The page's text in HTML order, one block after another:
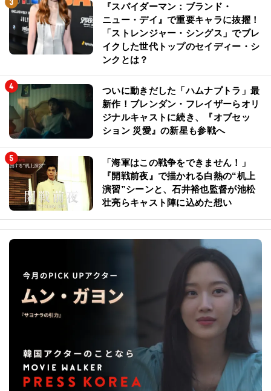
『スパイダーマン：ブランド・
ニュー・デイ』で重要キャラに抜擢！
「ストレンジャー・シングス」でブレ
イクした世代トップのセイディー・シ
ンクとは？
ついに動きだした「ハムナプトラ」最
新作！ブレンダン・フレイザーらオリ
ジナルキャストに続き、『オブセッ
ション 災愛』の新星も参戦へ
「海軍はこの戦争をできません！」
『開戦前夜』で描かれる白熱の“机上
演習”シーンと、石井裕也監督が池松
壮亮らキャスト陣に込めた想い